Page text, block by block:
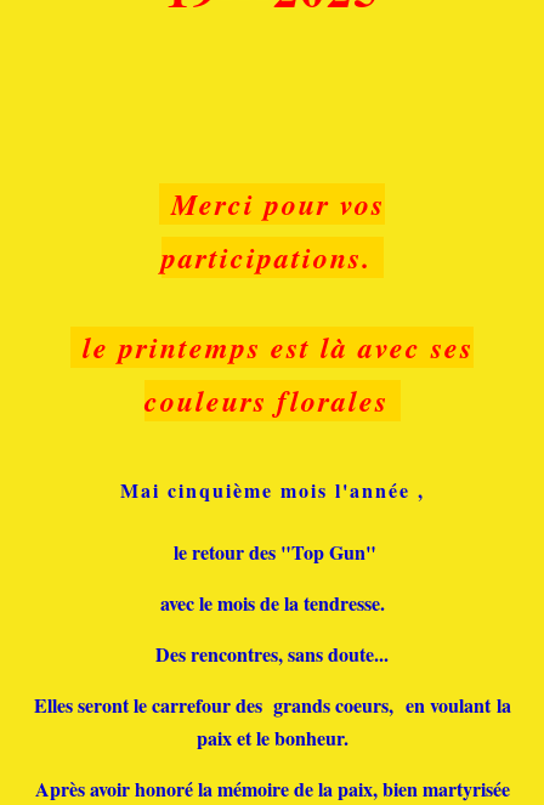
Merci pour vos
participations.
le printemps est là avec ses
couleurs florales
Mai cinquième mois l'année ,
le retour des "Top Gun"
avec le mois de la tendresse.
Des rencontres, sans doute...
Elles seront le carrefour des grands coeurs, en voulant la
paix et le bonheur.
Après avoir honoré la mémoire de la paix, bien martyrisée